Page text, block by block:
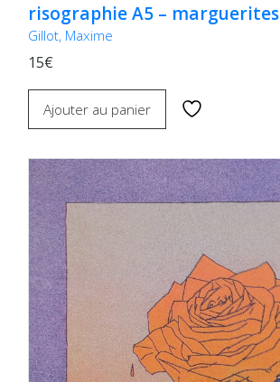
risographie A5 – marguerites
Gillot, Maxime
15€
Ajouter au panier